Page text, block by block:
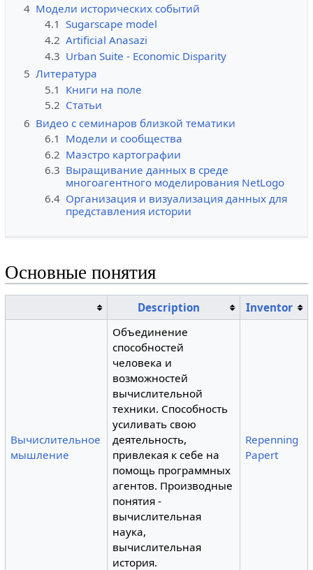
4 Модели исторических событий
4.1 Sugarscape model
4.2 Artificial Anasazi
4.3 Urban Suite - Economic Disparity
5 Литература
5.1 Книги на поле
5.2 Статьи
6 Видео с семинаров близкой тематики
6.1 Модели и сообщества
6.2 Маэстро картографии
6.3 Выращивание данных в среде
многоагентного моделирования NetLogo
6.4 Организация и визуализация данных для
представления истории
Основные понятия
Description Inventor
Вычислительное
мышление
Объединение
способностей
человека и
возможностей
вычислительной
техники. Способность
усиливать свою
деятельность,
привлекая к себе на
помощь программных
агентов. Производные
понятия -
вычислительная
наука,
вычислительная
история.
Repenning
Papert